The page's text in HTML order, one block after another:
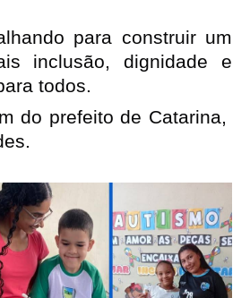
para construir um
inclusão, dignidade e
todos.
do prefeito de Catarina,